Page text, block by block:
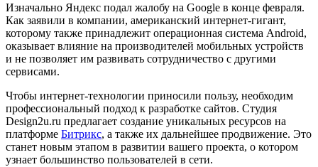
Изначально Яндекс подал жалобу на Google в конце февраля.
Как заявили в компании, американский интернет-гигант,
которому также принадлежит операционная система Android,
оказывает влияние на производителей мобильных устройств
и не позволяет им развивать сотрудничество с другими
сервисами.
Чтобы интернет-технологии приносили пользу, необходим
профессиональный подход к разработке сайтов. Студия
Design2u.ru предлагает создание уникальных ресурсов на
платформе Битрикс, а также их дальнейшее продвижение. Это
станет новым этапом в развитии вашего проекта, о котором
узнает большинство пользователей в сети.